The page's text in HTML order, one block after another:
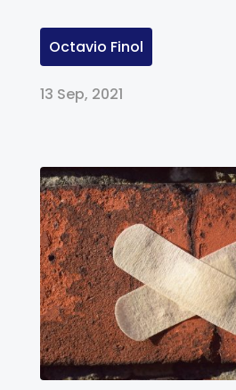
Octavio Finol
13 Sep, 2021